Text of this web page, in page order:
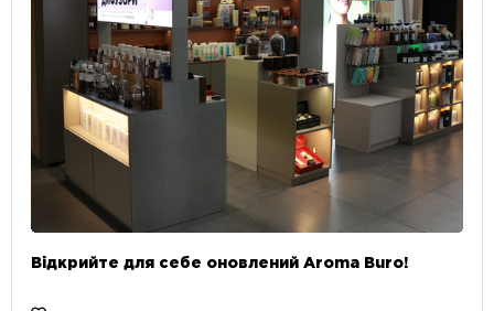
Відкрийте для себе оновлений Aroma Buro! ⠀